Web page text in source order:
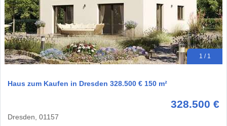
1 / 1
Haus zum Kaufen in Dresden 328.500 € 150 m²
328.500 €
Dresden, 01157